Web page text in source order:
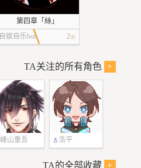
第四章「絲」
自娱自乐bot
2
TA关注的所有角色 +
峰山重吾 浩平
TA的全部收藏 +